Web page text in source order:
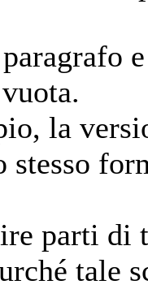
la
parti di
tale